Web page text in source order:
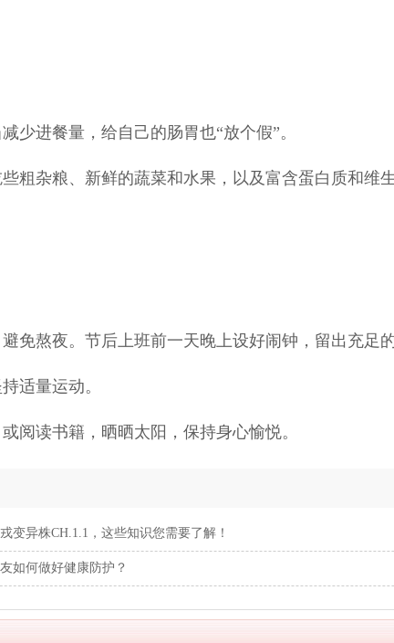
少进餐量，给自己的肠胃也“放个假”。
粗杂粮、新鲜的蔬菜和水果，以及富含蛋白质和维生
免熬夜。节后上班前一天晚上设好闹钟，留出充足的
适量运动。
阅读书籍，晒晒太阳，保持身心愉悦。
变异株CH.1.1，这些知识您需要了解！
如何做好健康防护？